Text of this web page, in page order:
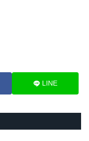
LINE